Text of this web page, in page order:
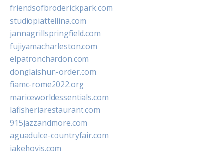
friendsofbroderickpark.com
studiopiattellina.com
jannagrillspringfield.com
fujiyamacharleston.com
elpatronchardon.com
donglaishun-order.com
fiamc-rome2022.org
mariceworldessentials.com
lafisheriarestaurant.com
915jazzandmore.com
aguadulce-countryfair.com
jakehovis.com